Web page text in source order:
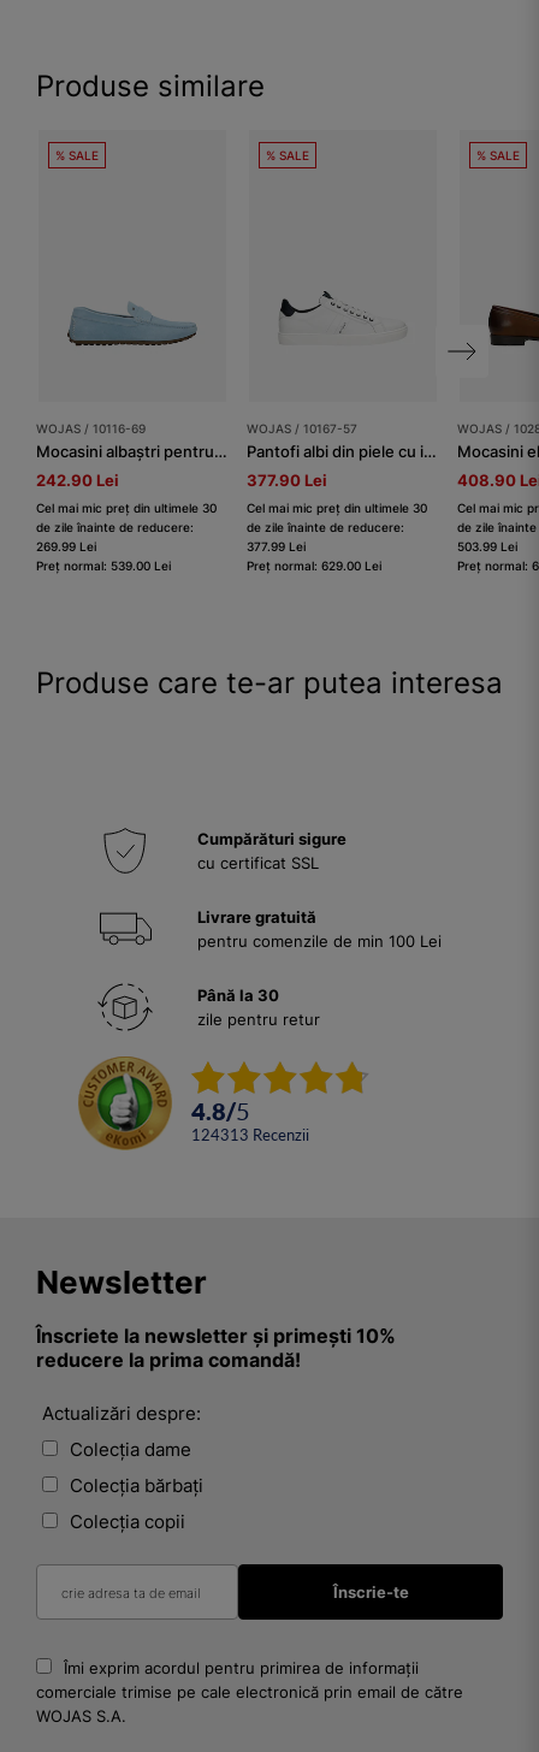
Produse similare
% SALE
WOJAS / 10116-69
Mocasini albaștri pentru bărbați pentru primăvară
242.90 Lei
Cel mai mic preț din ultimele 30
de zile înainte de reducere:
269.99 Lei
Preț normal: 539.00 Lei
% SALE
WOJAS / 10167-57
Pantofi albi din piele cu inserții bleumarin bărbați
377.90 Lei
Cel mai mic preț din ultimele 30
de zile înainte de reducere:
377.99 Lei
Preț normal: 629.00 Lei
% SALE
WOJAS /
408.90
Cel mai mic
de zile
503.99 Lei
Preț normal:
Produse care te-ar putea interesa
Cumpărături sigure
cu certificat SSL
Livrare gratuită
pentru comenzile de min 100 Lei
Până la 30
zile pentru retur
4.8/5
124313 Recenzii
Newsletter
Înscriete la newsletter și primești 10%
reducere la prima comandă!
Actualizări despre:
Colecția dame
Colecția bărbați
Colecția copii
Îmi exprim acordul pentru primirea de informații
comerciale trimise pe cale electronică prin email de către
WOJAS S.A.